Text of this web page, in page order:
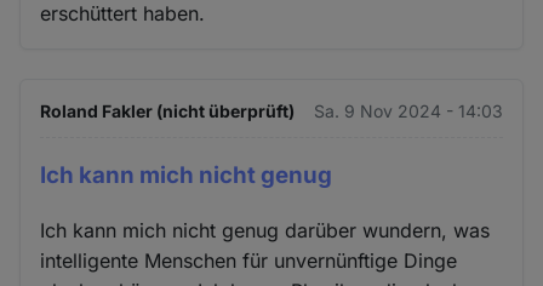
erschüttert haben.
Roland Fakler (nicht überprüft) Sa. 9 Nov 2024 - 14:03
Ich kann mich nicht genug
Ich kann mich nicht genug darüber wundern, was
intelligente Menschen für unvernünftige Dinge
und